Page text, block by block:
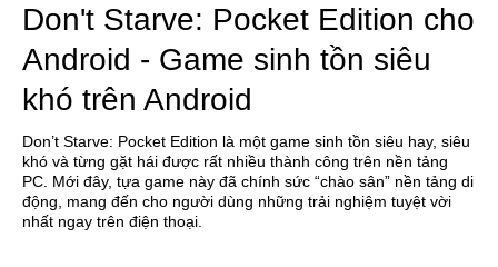
Don't Starve: Pocket Edition cho
Android - Game sinh tồn siêu
khó trên Android
Don’t Starve: Pocket Edition là một game sinh tồn siêu hay, siêu
khó và từng gặt hái được rất nhiều thành công trên nền tảng
PC. Mới đây, tựa game này đã chính sức “chào sân” nền tảng di
động, mang đến cho người dùng những trải nghiệm tuyệt vời
nhất ngay trên điện thoại.